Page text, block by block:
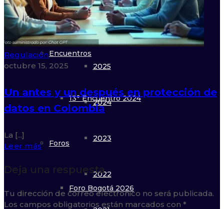
2026
2025
2024
2023
2022
22° Congreso 2026
Encuentros
13° Encuentro 2024
Foros
Foro Bogotá 2026
Regulación
octubre 15, 2025
Un antes y un después en protección de
datos en Colombia
La [...]
Leer más
Deja una respuesta
Tu dirección de correo electrónico no será publicada.
Los campos obligatorios están marcados con *